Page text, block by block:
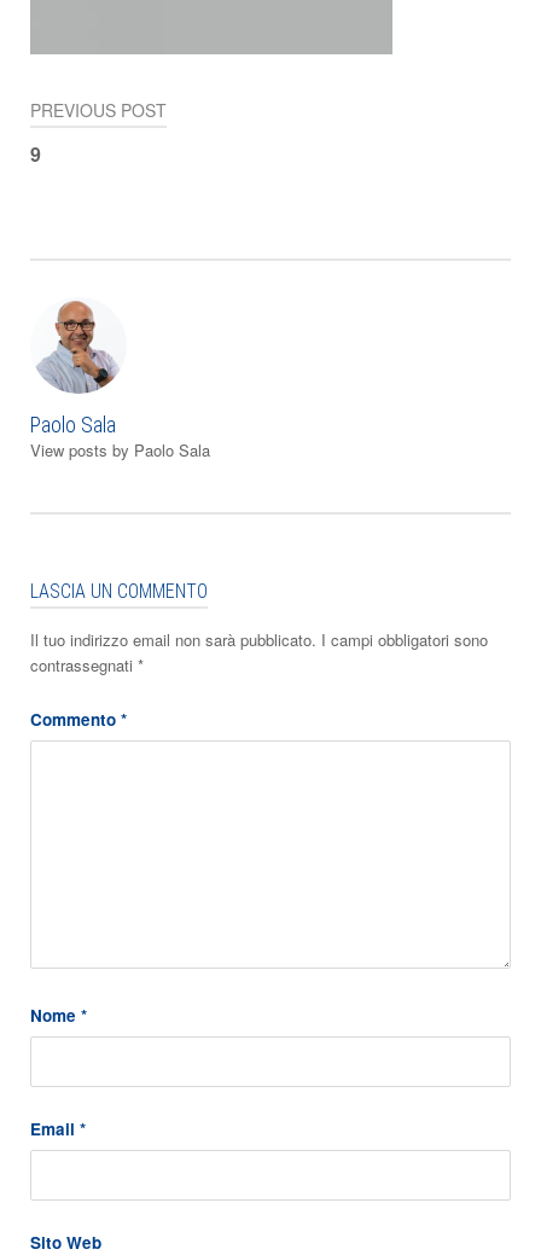
Navigazione
PREVIOUS POST
9
Paolo Sala
View posts by Paolo Sala
LASCIA UN COMMENTO
Il tuo indirizzo email non sarà pubblicato. I campi obbligatori sono
contrassegnati *
Commento *
Nome *
Email *
Sito Web